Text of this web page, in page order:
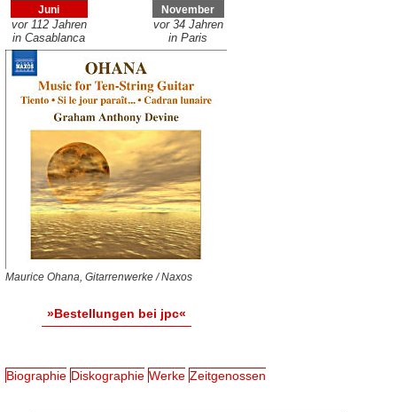
Juni
vor 112 Jahren
in Casablanca
November
vor 34 Jahren
in Paris
Maurice Ohana, Gitarrenwerke / Naxos
»Bestellungen bei jpc«
Biographie Diskographie Werke Zeitgenossen